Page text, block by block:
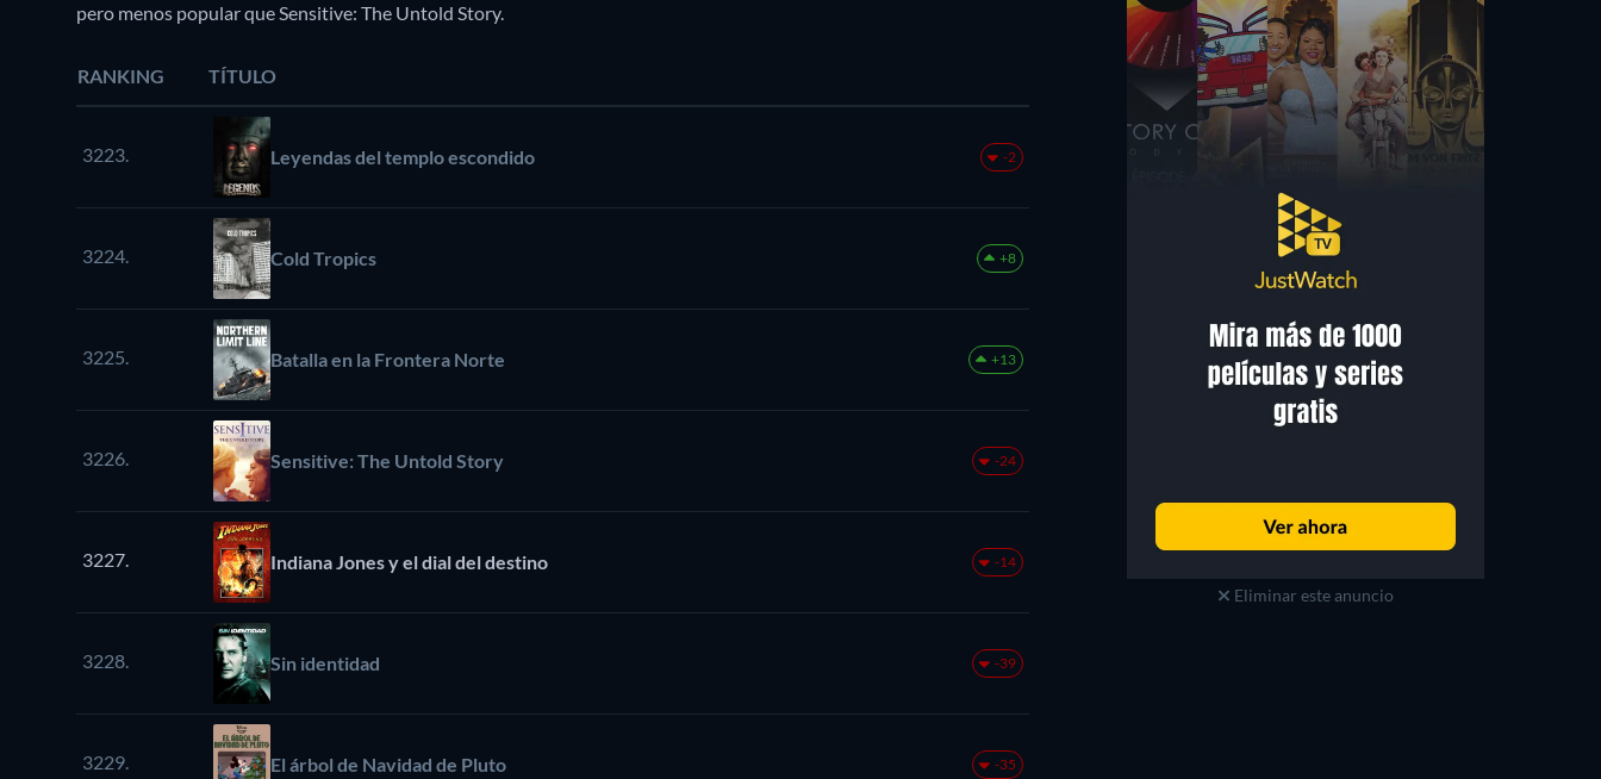
Eliminar este anuncio
pero menos popular que Sensitive: The Untold Story.
RANKING TÍTULO
3223. Leyendas del templo escondido -2
3224. Cold Tropics +8
3225. Batalla en la Frontera Norte +13
3226. Sensitive: The Untold Story -24
3227. Indiana Jones y el dial del destino -14
3228. Sin identidad -39
3229. El árbol de Navidad de Pluto -35